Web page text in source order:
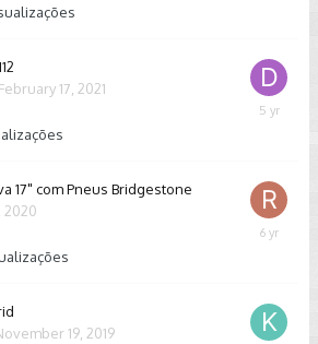
February 17, 2021
April
17" com Pneus Bridgestone
2020
March
19, 2019